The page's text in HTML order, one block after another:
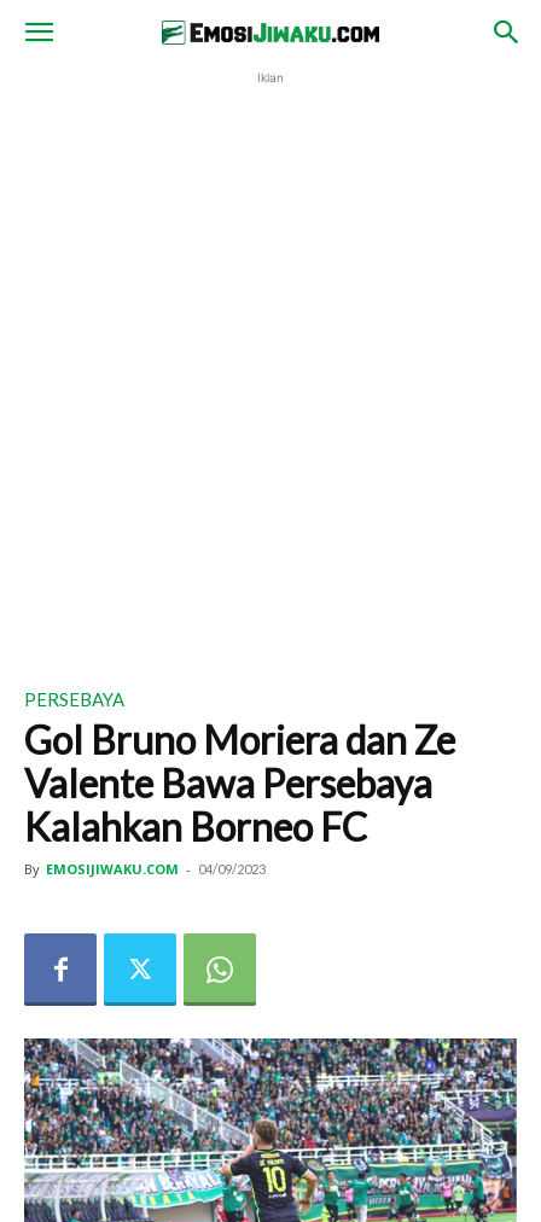
Iklan
PERSEBAYA
Gol Bruno Moriera dan Ze
Valente Bawa Persebaya
Kalahkan Borneo FC
By EMOSIJIWAKU.COM - 04/09/2023